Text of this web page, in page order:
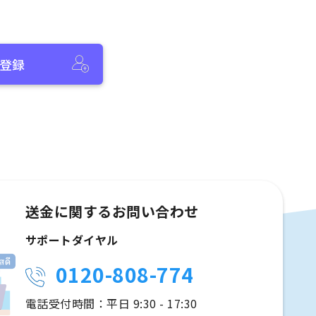
録
送金に関するお問い合わせ
サポートダイヤル
0120-808-774
電話受付時間：平日 9:30 - 17:30